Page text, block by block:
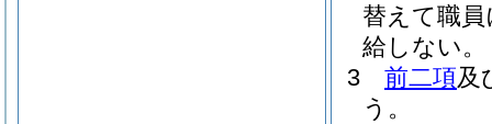
替えて職
給しない。
3
前二項及
う。